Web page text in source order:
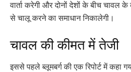
वार्ता करेगी और दोनों देशों के बीच चावल
से चालू करने का समाधान निकालेगी।
चावल की कीमत में तेजी
इससे पहले ब्लूमबर्ग की एक रिपोर्ट में कहा